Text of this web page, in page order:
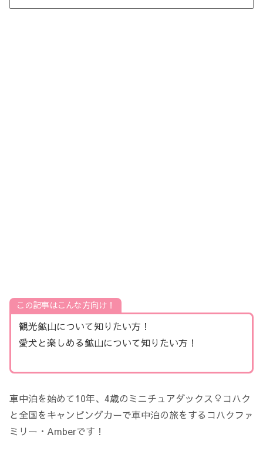
この記事はこんな方向け！
観光鉱山について知りたい方！
愛犬と楽しめる鉱山について知りたい方！
車中泊を始めて10年、4歳のミニチュアダックス♀コハク
と全国をキャンピングカーで車中泊の旅をするコハクファ
ミリー・Amberです！